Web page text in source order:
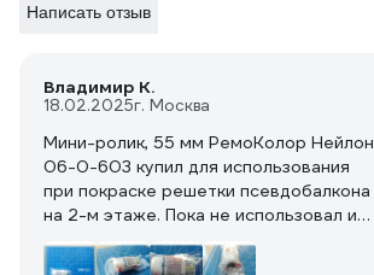
Написать отзыв
Владимир К.
18.02.2025г. Москва
Мини-ролик, 55 мм РемоКолор Нейлон
06-0-603 купил для использования
при покраске решетки псевдобалкона
на 2-м этаже. Пока не использовал из-
за сезонных ограничений. Но вещь
вполне годная и свою задачу точно